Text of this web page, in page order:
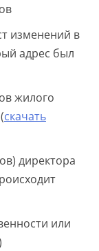
изменений в
адрес был
жилого
скачать
директора
или